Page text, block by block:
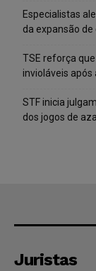
Especialistas
da expansão
TSE reforça
invioláveis após
STF inicia
dos jogos de
Juristas